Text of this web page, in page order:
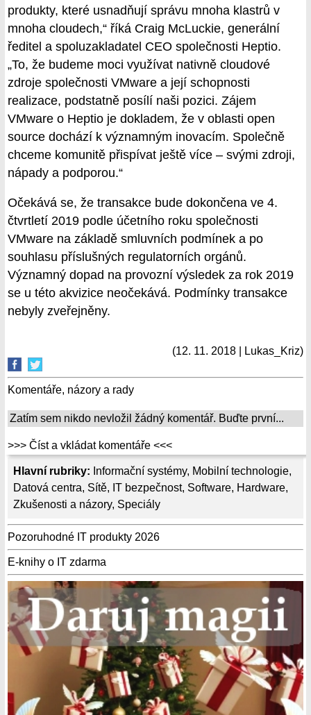
Hlavní rubriky: Informační systémy, Mobilní technologie,
Datová centra, Sítě, IT bezpečnost, Software, Hardware,
Zkušenosti a názory, Speciály
Pozoruhodné IT produkty 2026
E-knihy o IT zdarma
produkty, které usnadňují správu mnoha klastrů v
mnoha cloudech,“ říká Craig McLuckie, generální
ředitel a spoluzakladatel CEO společnosti Heptio.
„To, že budeme moci využívat nativně cloudové
zdroje společnosti VMware a její schopnosti
realizace, podstatně posílí naši pozici. Zájem
VMware o Heptio je dokladem, že v oblasti open
source dochází k významným inovacím. Společně
chceme komunitě přispívat ještě více – svými zdroji,
nápady a podporou.“
Očekává se, že transakce bude dokončena ve 4.
čtvrtletí 2019 podle účetního roku společnosti
VMware na základě smluvních podmínek a po
souhlasu příslušných regulatorních orgánů.
Významný dopad na provozní výsledek za rok 2019
se u této akvizice neočekává. Podmínky transakce
nebyly zveřejněny.
(12. 11. 2018 | Lukas_Kriz)
Komentáře, názory a rady
Zatím sem nikdo nevložil žádný komentář. Buďte první...
>>> Číst a vkládat komentáře <<<